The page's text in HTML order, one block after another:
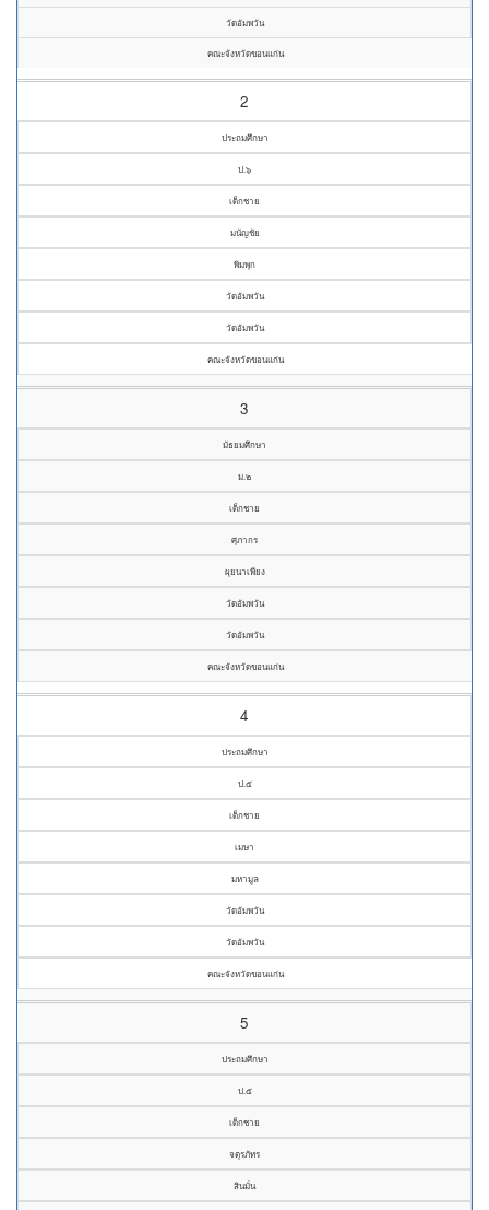
วัดอัมพวัน
คณะจังหวัดขอนแก่น
2
ประถมศึกษา
ป.๖
เด็กชาย
มนัญชัย
พิมพุก
วัดอัมพวัน
วัดอัมพวัน
คณะจังหวัดขอนแก่น
3
มัธยมศึกษา
ม.๒
เด็กชาย
ศุภากร
ผุยนาเพียง
วัดอัมพวัน
วัดอัมพวัน
คณะจังหวัดขอนแก่น
4
ประถมศึกษา
ป.๕
เด็กชาย
เมษา
มหามูล
วัดอัมพวัน
วัดอัมพวัน
คณะจังหวัดขอนแก่น
5
ประถมศึกษา
ป.๕
เด็กชาย
จตุรภัทร
สินมั่น